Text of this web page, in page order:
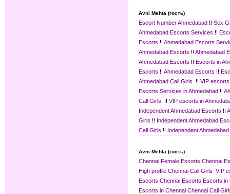
Avni Mehta (гость)
Escort Number Ahmedabad !! Sex
Ahmedabad Escorts Services !!
Escorts !! Ahmedabad Escorts
Ahmedabad Escorts !! Ahmedabad
Ahmedabad Escorts !! Escorts in
Escorts !! Ahmedabad Escorts !!
Ahmedabad Call Girls
!! VIP
Escorts Services in Ahmedabad !!
Call Girls
!! VIP escorts in
Independent Ahmedabad Escorts !!
Girls !! Independent Ahmedabad
Call Girls !! Independent
Avni Mehta (гость)
Chennai Female Escorts Chennai
High profile Chennai Call Girls VIP
Escorts Chennai Escorts Escorts in
Escorts in Chennai Chennai Call